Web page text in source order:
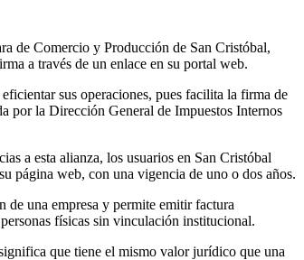
de Comercio y Producción de San Cristóbal,
a través de un enlace en su portal web.
sus operaciones, pues facilita la firma de
por la Dirección General de Impuestos Internos
a esta alianza, los usuarios en San Cristóbal
página web, con una vigencia de uno o dos años.
de una empresa y permite emitir factura
físicas sin vinculación institucional.
que tiene el mismo valor jurídico que una